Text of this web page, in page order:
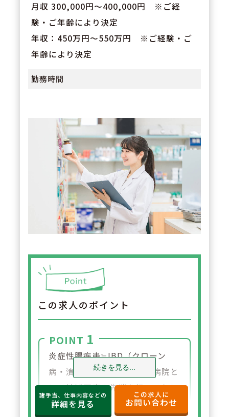
月収 300,000円～400,000円 ※ご経
験・ご年齢により決定
年収：450万円～550万円 ※ご経験・ご
年齢により決定
勤務時間
この求人のポイント
POINT 1
炎症性腸疾患≒IBD（クローン
病・潰瘍性大腸炎）の専門病院と
して地域医療の先端を担っており
ます。 新薬も毎年のように販売さ
続きを見る...
諸手当、仕事内容などの
詳細を見る
この求人に
お問い合わせ